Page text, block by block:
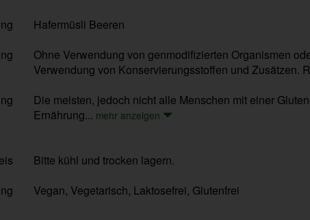
Hafermüsli Beeren
Ohne Verwendung von genmodifizierten Organismen
Verwendung von Konservierungsstoffen und Zusätzen.
Die meisten, jedoch nicht alle Menschen mit einer
Ernährung... mehr anzeigen
Bitte kühl und trocken lagern.
Vegan, Vegetarisch, Laktosefrei, Glutenfrei